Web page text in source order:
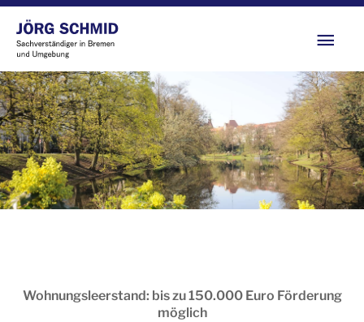
Zum
Inhalt
springen
Wohnungsleerstand: bis zu 150.000 Euro Förderung
möglich